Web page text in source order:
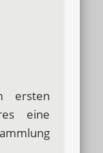
ersten
eine